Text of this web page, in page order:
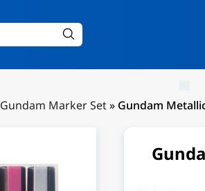
Gundam Marker Set» Gundam